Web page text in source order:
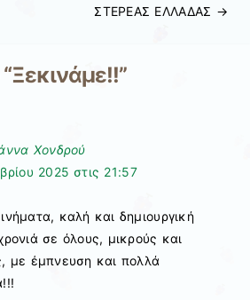
ΣΤΕΡΕΑΣ ΕΛΛΑΔΑΣ →
Ξεκινάμε!!”
Χονδρού
2025 στις 21:57
καλή και δημιουργική
σε όλους, μικρούς και
με έμπνευση και πολλά